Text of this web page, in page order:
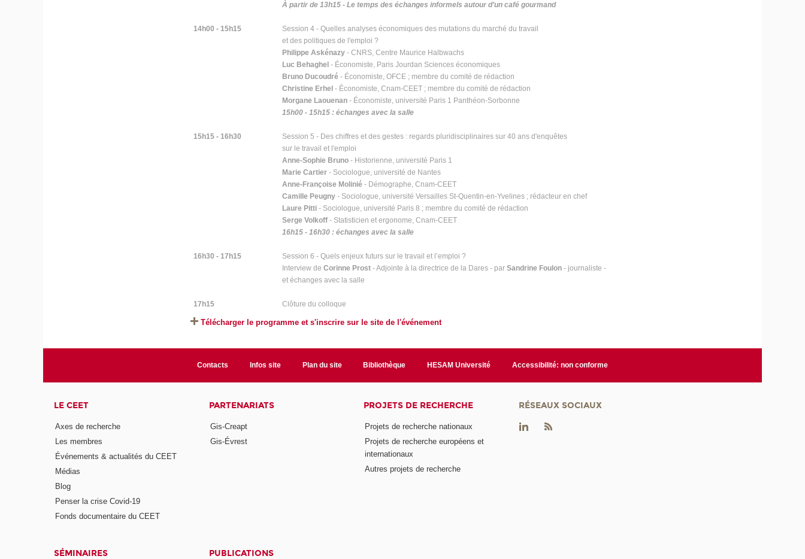
À partir de 13h15 - Le temps des échanges informels autour d’un café gourmand
14h00 - 15h15
Session 4 - Quelles analyses économiques des mutations du marché du travail
et des politiques de l'emploi ?
Philippe Askénazy - CNRS, Centre Maurice Halbwachs
Luc Behaghel - Économiste, Paris Jourdan Sciences économiques
Bruno Ducoudré - Économiste, OFCE ; membre du comité de rédaction
Christine Erhel - Économiste, Cnam-CEET ; membre du comité de rédaction
Morgane Laouenan - Économiste, université Paris 1 Panthéon-Sorbonne
15h00 - 15h15 : échanges avec la salle
15h15 - 16h30
Session 5 - Des chiffres et des gestes : regards pluridisciplinaires sur 40 ans d'enquêtes
sur le travail et l'emploi
Anne-Sophie Bruno - Historienne, université Paris 1
Marie Cartier - Sociologue, université de Nantes
Anne-Françoise Molinié - Démographe, Cnam-CEET
Camille Peugny - Sociologue, université Versailles St-Quentin-en-Yvelines ; rédacteur en chef
Laure Pitti - Sociologue, université Paris 8 ; membre du comité de rédaction
Serge Volkoff- Statisticien et ergonome, Cnam-CEET
16h15 - 16h30 : échanges avec la salle
16h30 - 17h15
Session 6 - Quels enjeux futurs sur le travail et l’emploi ?
Interview deCorinne Prost- Adjointe à la directrice de la Dares - parSandrine Foulon - journaliste -
et échanges avec la salle
17h15 Clôture du colloque
Télécharger le programme et s'inscrire sur le site de l'événement
Contacts Infos site Plan du site Bibliothèque HESAM Université Accessibilité: non conforme
LE CEET
Axes de recherche
Les membres
Événements & actualités du CEET
Médias
Blog
Penser la crise Covid-19
Fonds documentaire du CEET
PARTENARIATS
Gis-Creapt
Gis-Évrest
PROJETS DE RECHERCHE
Projets de recherche nationaux
Projets de recherche européens et
internationaux
Autres projets de recherche
SÉMINAIRES PUBLICATIONS
RÉSEAUX SOCIAUX